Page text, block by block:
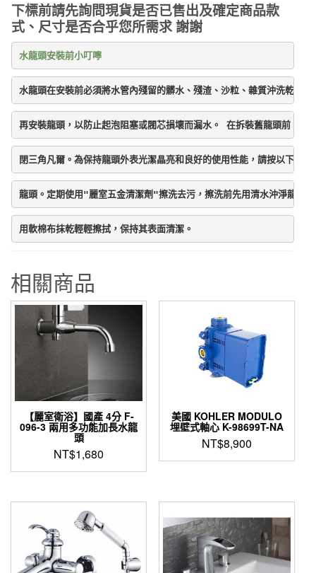
下標前請先詢問現貨是否已售出及確定商品款
式、尺寸是否合乎您所需求 謝謝
水龍頭安裝前小叮嚀
水龍頭在安裝前必須將水管內殘留的髒水、殘渣、沙粒、雜質沖洗乾淨後
再安裝龍頭，以防止起泡阻塞或閥芯損壞而漏水。 在拆裝舊龍頭前，請
閉三角凡爾。為保持龍頭外表光潔晶亮和良好的使用性能，請按以下方法
龍頭。定期使用"麗室五金清潔劑"擦洗去污，擦洗前先用清水沖淨龍頭表
用軟棉布抹乾輕輕擦拭，保持其表面清潔。
相關商品
【麗室衛浴】國產 4分 F-
096-3 兩用多功能加長水龍
頭
NT$1,680
美國 KOHLER MODULO
埋壁式軸心 K-98699T-NA
NT$8,900